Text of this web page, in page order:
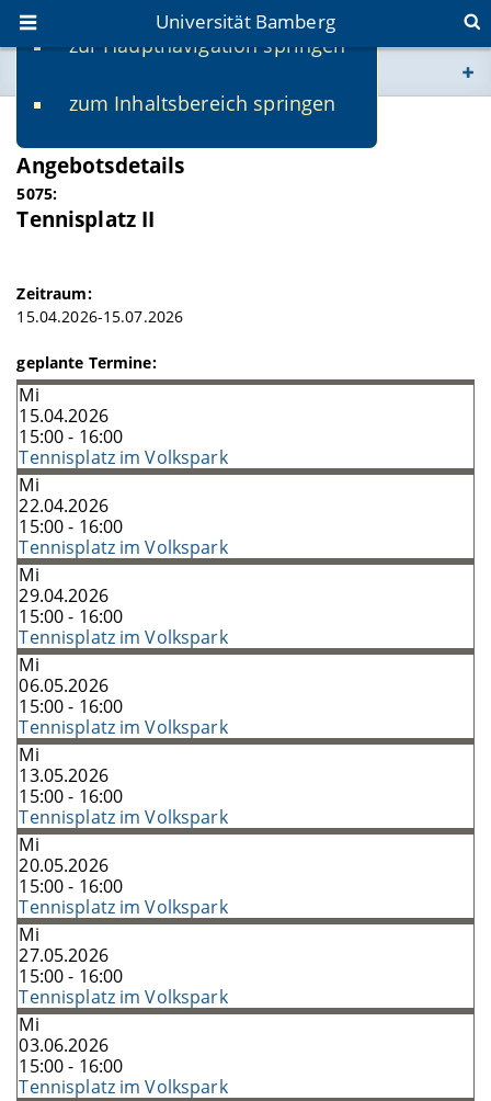
zur Hauptnavigation springen
zum Inhaltsbereich springen
Universität Bamberg
www.uni-bamberg.de
univis.uni-bamberg.de
SS 2026
Angebotsdetails
5075:
Tennisplatz II
Zeitraum:
15.04.2026-15.07.2026
geplante Termine:
Mi
15.04.2026
15:00 - 16:00
Tennisplatz im Volkspark
Mi
22.04.2026
15:00 - 16:00
Tennisplatz im Volkspark
Mi
29.04.2026
15:00 - 16:00
Tennisplatz im Volkspark
Mi
06.05.2026
15:00 - 16:00
Tennisplatz im Volkspark
Mi
13.05.2026
15:00 - 16:00
Tennisplatz im Volkspark
Mi
20.05.2026
15:00 - 16:00
Tennisplatz im Volkspark
Mi
27.05.2026
15:00 - 16:00
Tennisplatz im Volkspark
Mi
03.06.2026
15:00 - 16:00
Tennisplatz im Volkspark